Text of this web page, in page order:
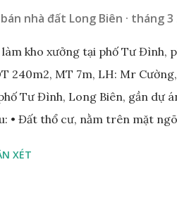
nhà đất Long Biên tháng 3
làm kho xưởng tại phố Tư Đình,
240m2, MT 7m, LH: Mr
Tư Đình, Long Biên, gần dự
• Đất thổ cư, nằm trên mặt
thự, làm văn phòng công ty,
XÉT